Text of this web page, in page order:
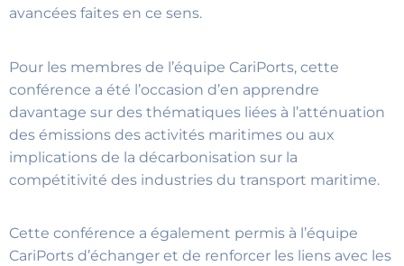
avancées faites en ce sens.
Pour les membres de l’équipe CariPorts, cette
conférence a été l’occasion d’en apprendre
davantage sur des thématiques liées à l’atténuation
des émissions des activités maritimes ou aux
implications de la décarbonisation sur la
compétitivité des industries du transport maritime.
Cette conférence a également permis à l’équipe
CariPorts d’échanger et de renforcer les liens avec les